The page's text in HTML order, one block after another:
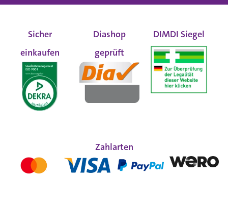
Sicher
einkaufen
Diashop
geprüft
DIMDI Siegel
Zahlarten